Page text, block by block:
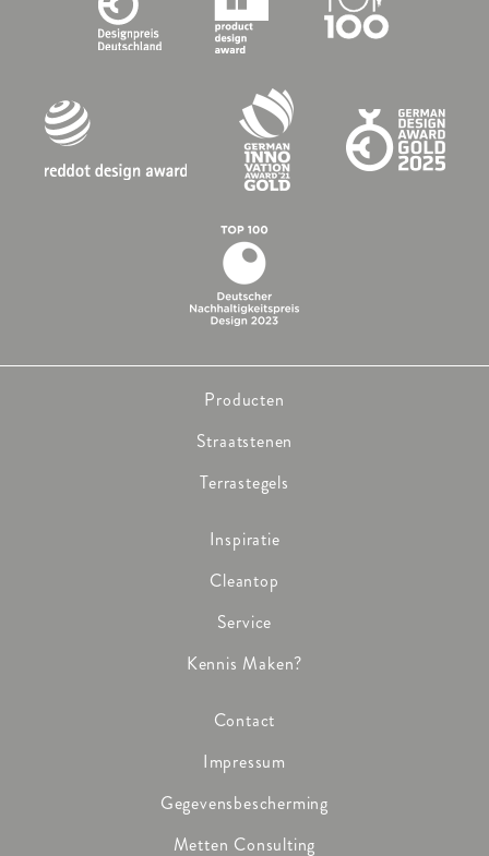
Producten
Straatstenen
Terrastegels
Inspiratie
Cleantop
Service
Kennis Maken?
Contact
Impressum
Gegevensbescherming
Metten Consulting